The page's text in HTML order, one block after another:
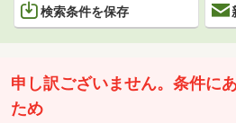
検索条件を保存
申し訳ございません。条件に
ため